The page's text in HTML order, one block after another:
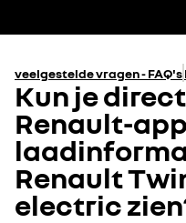
veelgestelde vragen - FAQ's
Kun je
Renault-
Renault
electric